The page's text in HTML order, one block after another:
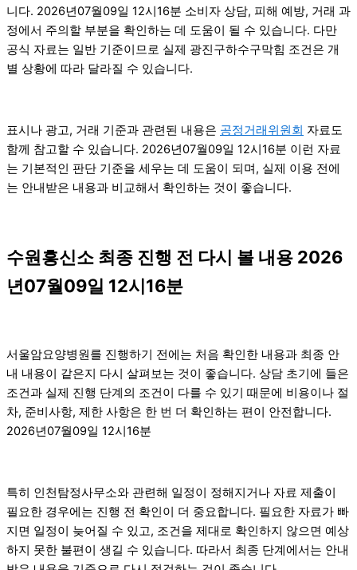
니다. 2026년07월09일 12시16분 소비자 상담, 피해 예방, 거래 과
정에서 주의할 부분을 확인하는 데 도움이 될 수 있습니다. 다만
공식 자료는 일반 기준이므로 실제 광진구하수구막힘 조건은 개
별 상황에 따라 달라질 수 있습니다.
표시나 광고, 거래 기준과 관련된 내용은 공정거래위원회 자료도
함께 참고할 수 있습니다. 2026년07월09일 12시16분 이런 자료
는 기본적인 판단 기준을 세우는 데 도움이 되며, 실제 이용 전에
는 안내받은 내용과 비교해서 확인하는 것이 좋습니다.
수원흥신소 최종 진행 전 다시 볼 내용 2026
년07월09일 12시16분
서울암요양병원를 진행하기 전에는 처음 확인한 내용과 최종 안
내 내용이 같은지 다시 살펴보는 것이 좋습니다. 상담 초기에 들은
조건과 실제 진행 단계의 조건이 다를 수 있기 때문에 비용이나 절
차, 준비사항, 제한 사항은 한 번 더 확인하는 편이 안전합니다.
2026년07월09일 12시16분
특히 인천탐정사무소와 관련해 일정이 정해지거나 자료 제출이
필요한 경우에는 진행 전 확인이 더 중요합니다. 필요한 자료가 빠
지면 일정이 늦어질 수 있고, 조건을 제대로 확인하지 않으면 예상
하지 못한 불편이 생길 수 있습니다. 따라서 최종 단계에서는 안내